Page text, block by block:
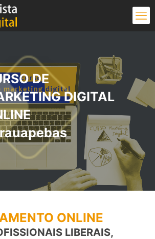
DE
DIGITAL
ONLINE
LIBERAIS,